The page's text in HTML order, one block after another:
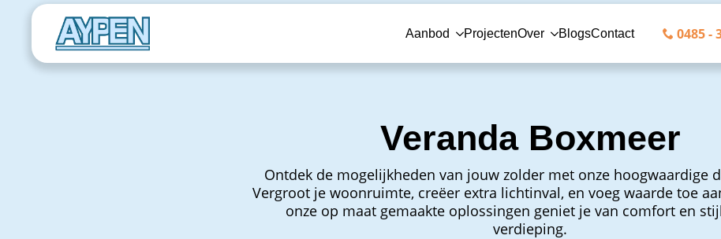
Aanbod ProjectenOver BlogsContact 0485 -
Veranda Boxmeer
Ontdek de mogelijkheden van jouw zolder met onze hoogwaardige
Vergroot je woonruimte, creëer extra lichtinval, en voeg waarde toe
onze op maat gemaakte oplossingen geniet je van comfort en
verdieping.